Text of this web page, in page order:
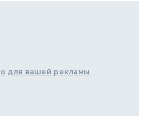
для вашей рекламы